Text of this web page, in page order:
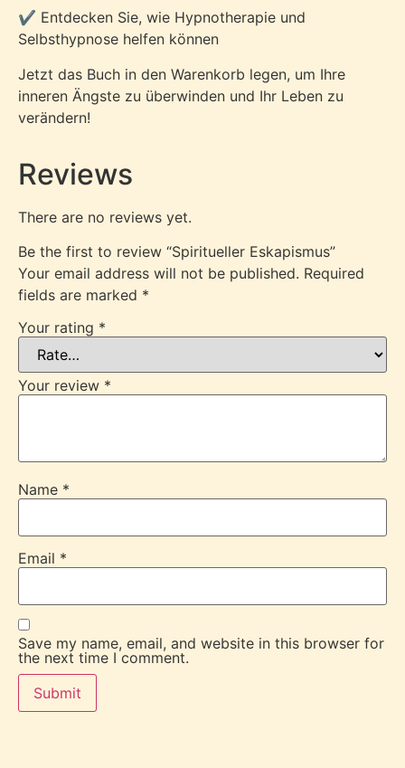
✔️ Entdecken Sie, wie Hypnotherapie und
Selbsthypnose helfen können
Jetzt das Buch in den Warenkorb legen, um Ihre
inneren Ängste zu überwinden und Ihr Leben zu
verändern!
Reviews
There are no reviews yet.
Be the first to review “Spiritueller Eskapismus”
Your email address will not be published. Required
fields are marked *
Your rating *
Your review *
Name *
Email *
Save my name, email, and website in this browser for
the next time I comment.